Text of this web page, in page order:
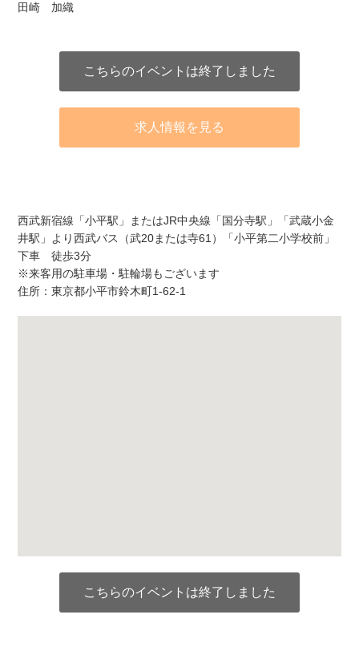
田崎 加織
こちらのイベントは終了しました
求人情報を見る
西武新宿線「小平駅」またはJR中央線「国分寺駅」「武蔵小金
井駅」より西武バス（武20または寺61）「小平第二小学校前」
下車 徒歩3分
※来客用の駐車場・駐輪場もございます
住所：東京都小平市鈴木町1-62-1
こちらのイベントは終了しました